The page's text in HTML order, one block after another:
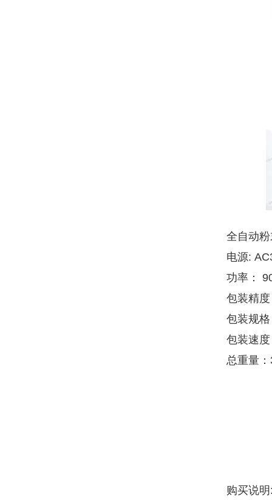
全自动
电源:
功率：
包装精
包装规
包装速
总重量
购买说明